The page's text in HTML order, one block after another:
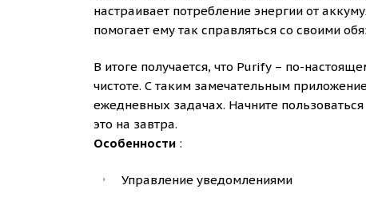
настраивает потребление энергии от
помогает ему так справляться со своими
В итоге получается, что Purify – по-
чистоте. С таким замечательным
ежедневных задачах. Начните
это на завтра.
Особенности :
Управление уведомлениями